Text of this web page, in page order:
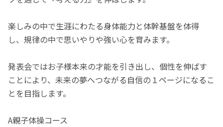
楽しみの中で生涯にわたる身体能力と体幹基盤を体得
し、規律の中で思いやりや強い心を育みます。
発表会ではお子様本来の才能を引き出し、個性を伸ばす
ことにより、未来の夢へつながる自信の１ページになるこ
とを目指します。
A親子体操コース